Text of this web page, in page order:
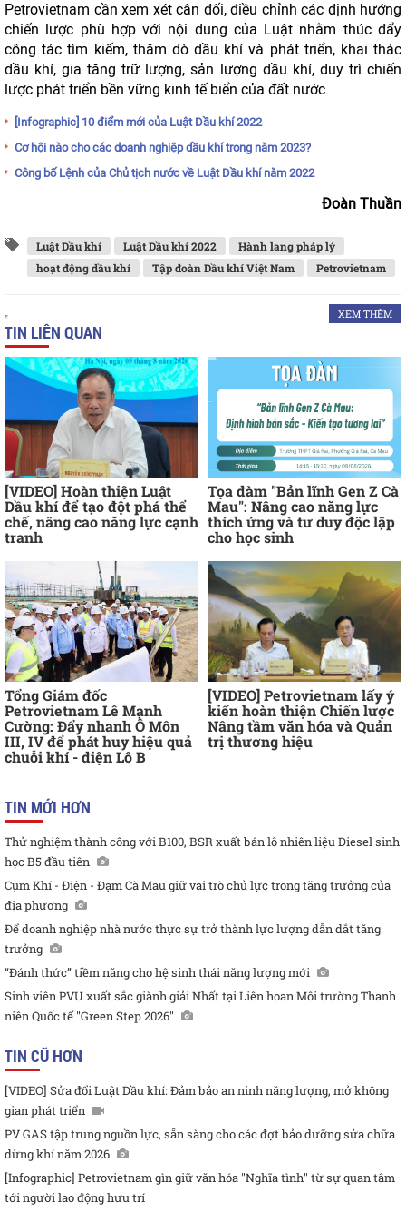
Petrovietnam cần xem xét cân đối, điều chỉnh các định hướng
chiến lược phù hợp với nội dung của Luật nhằm thúc đẩy
công tác tìm kiếm, thăm dò dầu khí và phát triển, khai thác
dầu khí, gia tăng trữ lượng, sản lượng dầu khí, duy trì chiến
lược phát triển bền vững kinh tế biển của đất nước.
[Infographic] 10 điểm mới của Luật Dầu khí 2022
Cơ hội nào cho các doanh nghiệp dầu khí trong năm 2023?
Công bố Lệnh của Chủ tịch nước về Luật Dầu khí năm 2022
Đoàn Thuần
Luật Dầu khí Luật Dầu khí 2022
Hành lang pháp lý
hoạt động dầu khí
Tập đoàn Dầu khí Việt Nam Petrovietnam
XEM THÊM
TIN LIÊN QUAN
[VIDEO] Hoàn thiện Luật
Dầu khí để tạo đột phá thể
chế, nâng cao năng lực cạnh
tranh
Tọa đàm "Bản lĩnh Gen Z Cà
Mau": Nâng cao năng lực
thích ứng và tư duy độc lập
cho học sinh
Tổng Giám đốc
Petrovietnam Lê Mạnh
Cường: Đẩy nhanh Ô Môn
III, IV để phát huy hiệu quả
chuỗi khí - điện Lô B
[VIDEO] Petrovietnam lấy ý
kiến hoàn thiện Chiến lược
Nâng tầm văn hóa và Quản
trị thương hiệu
TIN MỚI HƠN
Thử nghiệm thành công với B100, BSR xuất bán lô nhiên liệu Diesel sinh
học B5 đầu tiên
Cụm Khí - Điện - Đạm Cà Mau giữ vai trò chủ lực trong tăng trưởng của
địa phương
Để doanh nghiệp nhà nước thực sự trở thành lực lượng dẫn dắt tăng
trưởng
“Đánh thức” tiềm năng cho hệ sinh thái năng lượng mới
Sinh viên PVU xuất sắc giành giải Nhất tại Liên hoan Môi trường Thanh
niên Quốc tế "Green Step 2026"
TIN CŨ HƠN
[VIDEO] Sửa đổi Luật Dầu khí: Đảm bảo an ninh năng lượng, mở không
gian phát triển
PV GAS tập trung nguồn lực, sẵn sàng cho các đợt bảo dưỡng sửa chữa
dừng khí năm 2026
[Infographic] Petrovietnam gìn giữ văn hóa "Nghĩa tình" từ sự quan tâm
tới người lao động hưu trí